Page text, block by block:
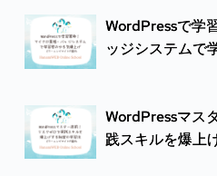
WordPressで学
ッジシステムで
WordPressマス
践スキルを爆上